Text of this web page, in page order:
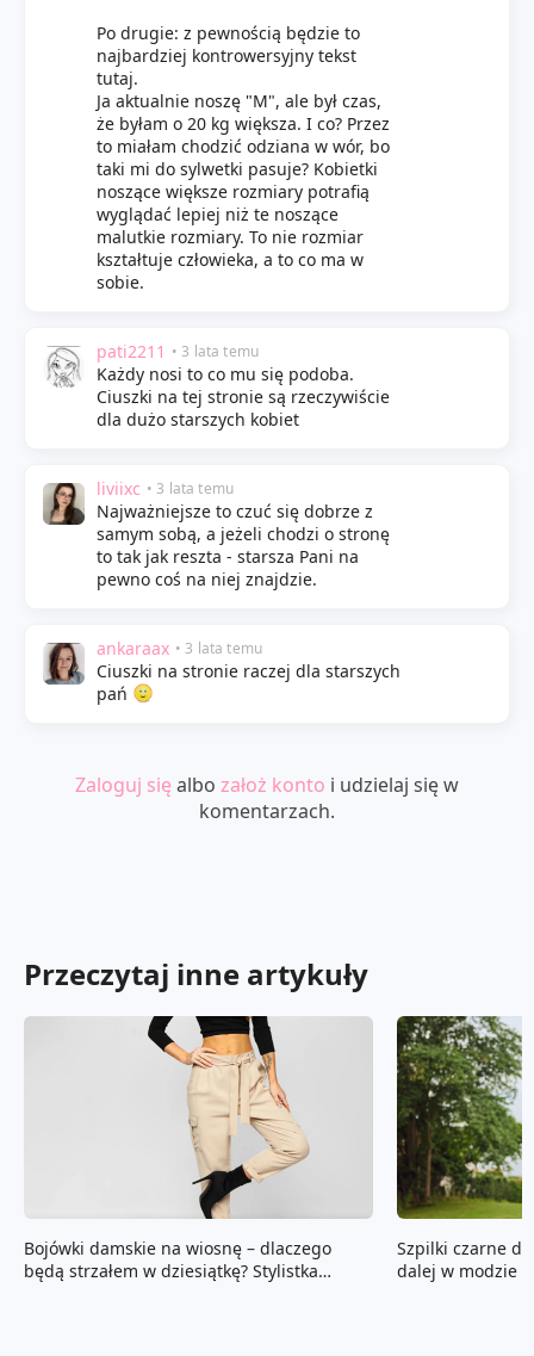
Po drugie: z pewnością będzie to
najbardziej kontrowersyjny tekst
tutaj.
Ja aktualnie noszę "M", ale był czas,
że byłam o 20 kg większa. I co? Przez
to miałam chodzić odziana w wór, bo
taki mi do sylwetki pasuje? Kobietki
noszące większe rozmiary potrafią
wyglądać lepiej niż te noszące
malutkie rozmiary. To nie rozmiar
kształtuje człowieka, a to co ma w
sobie.
pati2211 • 3 lata temu
Każdy nosi to co mu się podoba.
Ciuszki na tej stronie są rzeczywiście
dla dużo starszych kobiet
liviixc • 3 lata temu
Najważniejsze to czuć się dobrze z
samym sobą, a jeżeli chodzi o stronę
to tak jak reszta - starsza Pani na
pewno coś na niej znajdzie.
ankaraax • 3 lata temu
Ciuszki na stronie raczej dla starszych
pań
Zaloguj się albo założ konto i udzielaj się w
komentarzach.
Przeczytaj inne artykuły
Bojówki damskie na wiosnę – dlaczego
będą strzałem w dziesiątkę? Stylistka
Szpilki czarne
dalej w modzie